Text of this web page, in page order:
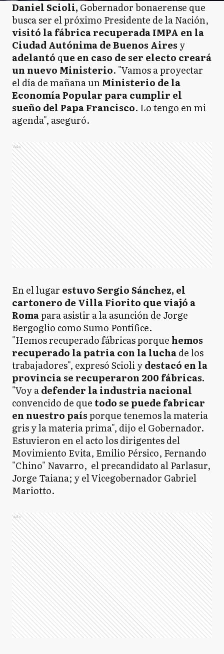
Daniel Scioli, Gobernador bonaerense que
busca ser el próximo Presidente de la Nación,
visitó la fábrica recuperada IMPA en la
Ciudad Autónima de Buenos Aires y
adelantó que en caso de ser electo creará
un nuevo Ministerio. "Vamos a proyectar
el día de mañana unMinisterio de la
Economía Popular para cumplir el
sueño del Papa Francisco. Lo tengo en mi
agenda", aseguró.
Ads
En el lugar estuvo Sergio Sánchez, el
cartonero de Villa Fiorito que viajó a
Romapara asistir a la asunción de Jorge
Bergoglio como Sumo Pontífice.
"Hemos recuperado fábricas porque hemos
recuperado la patria con la luchade los
trabajadores", expresó Scioli ydestacó en la
provincia se recuperaron 200 fábricas.
"Voy adefender la industria nacional
convencido de que todo se puede fabricar
en nuestro paísporque tenemos la materia
gris y la materia prima", dijo el Gobernador.
Estuvieron en el acto los dirigentes del
Movimiento Evita, Emilio Pérsico, Fernando
"Chino" Navarro, el precandidato al Parlasur,
Jorge Taiana; y el Vicegobernador Gabriel
Mariotto.
Ads